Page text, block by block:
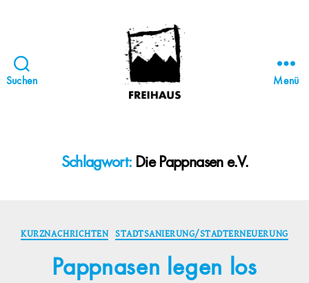
Suchen
STATTBAU
HAMBURG
Menü
Schlagwort: Die Pappnasen e.V.
Kategorien
KURZNACHRICHTEN STADTSANIERUNG/STADTERNEUERUNG
Pappnasen legen los